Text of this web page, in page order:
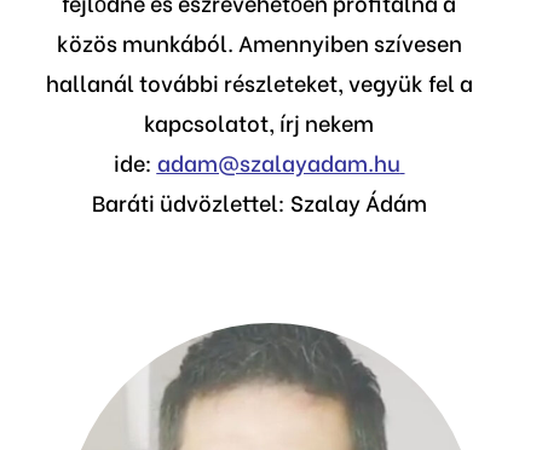
közös munkából. Amennyiben szívesen
hallanál további részleteket, vegyük fel a
kapcsolatot, írj nekem
ide: adam@szalayadam.hu
Baráti üdvözlettel: Szalay Ádám